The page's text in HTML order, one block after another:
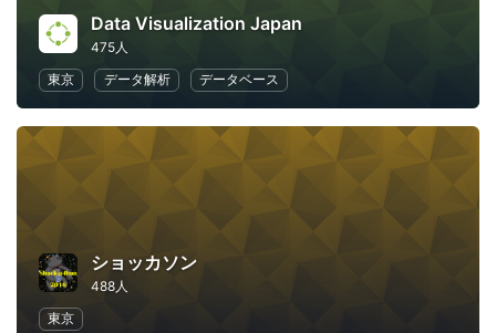
Data Visualization Japan
475人
東京
データ解析 データベース
ショッカソン
488人
東京